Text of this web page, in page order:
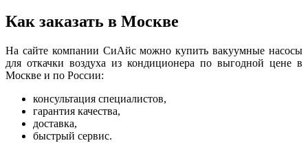
Как заказать в Москве
На сайте компании СиАйс можно купить вакуумные насосы
для откачки воздуха из кондиционера по выгодной цене в
Москве и по России:
консультация специалистов,
гарантия качества,
доставка,
быстрый сервис.